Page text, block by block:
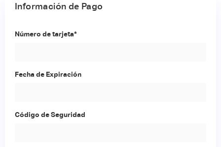
Información de Pago
Número de tarjeta*
Fecha de Expiración
Código de Seguridad